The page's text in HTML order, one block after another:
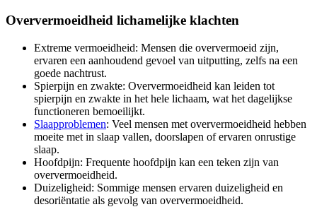
Oververmoeidheid lichamelijke klachten
Extreme vermoeidheid: Mensen die oververmoeid zijn,
ervaren een aanhoudend gevoel van uitputting, zelfs na een
goede nachtrust.
Spierpijn en zwakte: Oververmoeidheid kan leiden tot
spierpijn en zwakte in het hele lichaam, wat het dagelijkse
functioneren bemoeilijkt.
Slaapproblemen: Veel mensen met oververmoeidheid hebben
moeite met in slaap vallen, doorslapen of ervaren onrustige
slaap.
Hoofdpijn: Frequente hoofdpijn kan een teken zijn van
oververmoeidheid.
Duizeligheid: Sommige mensen ervaren duizeligheid en
desoriëntatie als gevolg van oververmoeidheid.